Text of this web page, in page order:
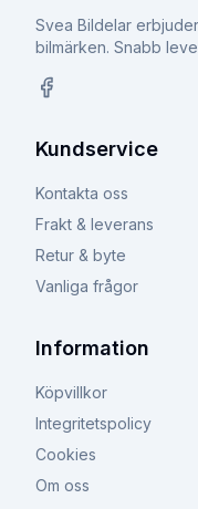
Svea Bildelar
bilmärken. Snabb
Kundservice
Kontakta oss
Frakt & leverans
Retur & byte
Vanliga frågor
Information
Köpvillkor
Integritetspolicy
Cookies
Om oss